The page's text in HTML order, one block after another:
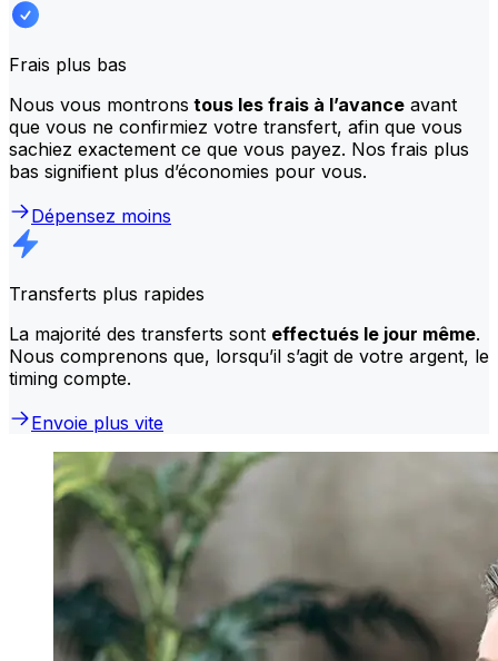
Frais plus bas
Nous vous montrons tous les frais à l’avance avant
que vous ne confirmiez votre transfert, afin que vous
sachiez exactement ce que vous payez. Nos frais plus
bas signifient plus d’économies pour vous.
Dépensez moins
Transferts plus rapides
La majorité des transferts sont effectués le jour même.
Nous comprenons que, lorsqu’il s’agit de votre argent, le
timing compte.
Envoie plus vite